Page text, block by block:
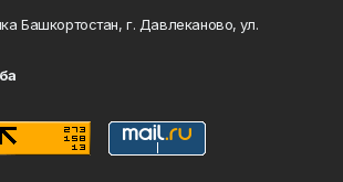
Башкортостан, г. Давлеканово, ул.